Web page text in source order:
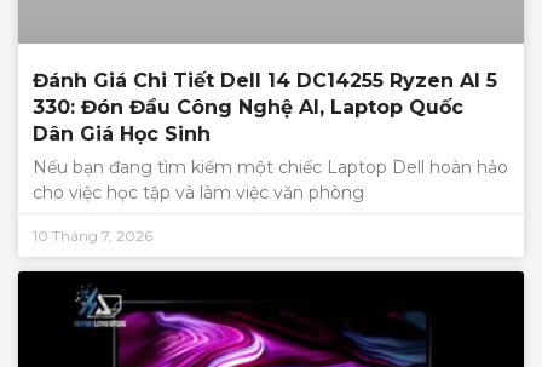
Đánh Giá Chi Tiết Dell 14 DC14255 Ryzen AI 5
330: Đón Đầu Công Nghệ AI, Laptop Quốc
Dân Giá Học Sinh
Nếu bạn đang tìm kiếm một chiếc Laptop Dell hoàn hảo
cho việc học tập và làm việc văn phòng
10 Tháng 7, 2026